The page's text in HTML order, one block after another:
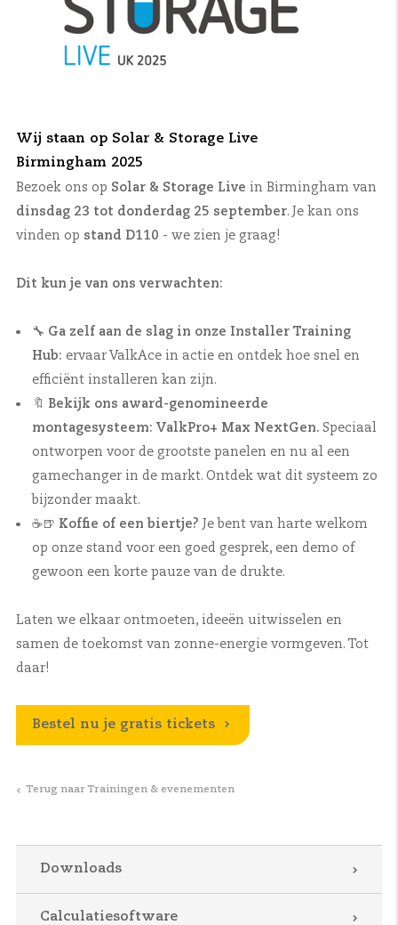
Wij staan op Solar & Storage Live
Birmingham 2025
Bezoek ons op Solar & Storage Live in Birmingham van
dinsdag 23 tot donderdag 25 september. Je kan ons
vinden op stand D110 - we zien je graag!
Dit kun je van ons verwachten:
🔧 Ga zelf aan de slag in onze Installer Training
Hub: ervaar ValkAce in actie en ontdek hoe snel en
efficiënt installeren kan zijn.
🔖 Bekijk ons award-genomineerde
montagesysteem: ValkPro+ Max NextGen. Speciaal
ontworpen voor de grootste panelen en nu al een
gamechanger in de markt. Ontdek wat dit systeem zo
bijzonder maakt.
☕🍺 Koffie of een biertje? Je bent van harte welkom
op onze stand voor een goed gesprek, een demo of
gewoon een korte pauze van de drukte.
Laten we elkaar ontmoeten, ideeën uitwisselen en
samen de toekomst van zonne-energie vormgeven. Tot
daar!
Bestel nu je gratis tickets
Terug naar Trainingen & evenementen
Downloads
Calculatiesoftware